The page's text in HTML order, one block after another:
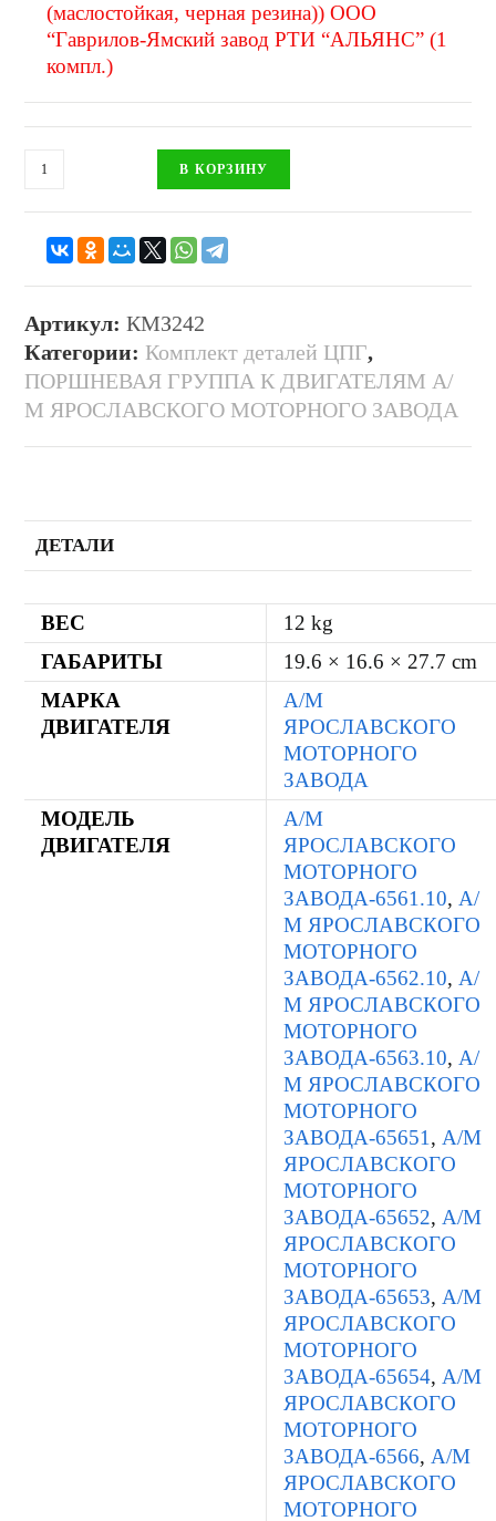
(маслостойкая, черная резина)) ООО
“Гаврилов-Ямский завод РТИ “АЛЬЯНС” (1
компл.)
В КОРЗИНУ
Артикул:КМЗ242
Категории: Комплект деталей ЦПГ,
ПОРШНЕВАЯ ГРУППА К ДВИГАТЕЛЯМ А/
М ЯРОСЛАВСКОГО МОТОРНОГО ЗАВОДА
ДЕТАЛИ
ВЕС
12 kg
ГАБАРИТЫ
19.6 × 16.6 × 27.7 cm
МАРКА
ДВИГАТЕЛЯ
А/М
ЯРОСЛАВСКОГО
МОТОРНОГО
ЗАВОДА
МОДЕЛЬ
ДВИГАТЕЛЯ
А/М
ЯРОСЛАВСКОГО
МОТОРНОГО
ЗАВОДА-6561.10, А/
М ЯРОСЛАВСКОГО
МОТОРНОГО
ЗАВОДА-6562.10, А/
М ЯРОСЛАВСКОГО
МОТОРНОГО
ЗАВОДА-6563.10, А/
М ЯРОСЛАВСКОГО
МОТОРНОГО
ЗАВОДА-65651 , А/М
ЯРОСЛАВСКОГО
МОТОРНОГО
ЗАВОДА-65652, А/М
ЯРОСЛАВСКОГО
МОТОРНОГО
ЗАВОДА-65653, А/М
ЯРОСЛАВСКОГО
МОТОРНОГО
ЗАВОДА-65654, А/М
ЯРОСЛАВСКОГО
МОТОРНОГО
ЗАВОДА-6566, А/М
ЯРОСЛАВСКОГО
МОТОРНОГО